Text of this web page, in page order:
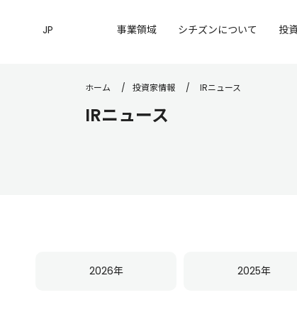
JP 事業領域 シチズンについて 投
ホーム 投資家情報 IRニュース
IRニュース
2026年 2025年